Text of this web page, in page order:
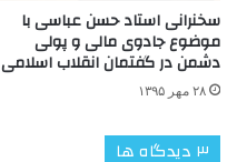
سخنرانی استاد حسن عباسی با
موضوع جادوی مالی و پولی
دشمن در گفتمان انقلاب اسلامی
۲۸ مهر ۱۳۹۵
‫۳ دیدگاه ها